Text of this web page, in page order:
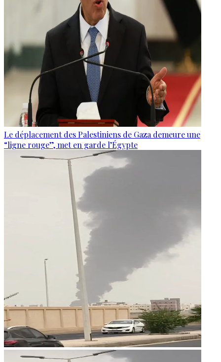
Le déplacement des Palestiniens de Gaza demeure une
“ligne rouge”, met en garde l’Égypte